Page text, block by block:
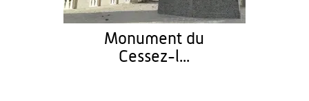
Monument du
Cessez-l...